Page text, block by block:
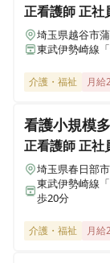
ALSOK介護 さ
東京都西東京市芝久
ALSOK介護 シ
東京都荒川区西尾久
ALSOK介護 シ
埼玉県川越市砂870-4
社員募集！
正看護師正社
埼玉県越谷市
東武伊勢崎線
介護・福祉 月給
看護小規模
正看護師正社
埼玉県春日部
東武伊勢崎線
歩20分
介護・福祉 月給